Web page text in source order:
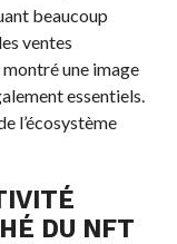
beaucoup
ventes
une image
essentiels.
l’écosystème
DU NFT